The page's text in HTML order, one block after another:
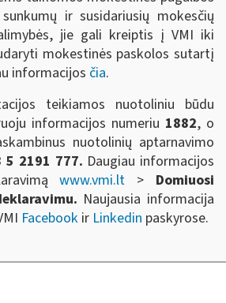
ir susidariusių mokesčių
jie gali kreiptis į VMI iki
mokestinės paskolos sutartį
informacijos čia.
teikiamos nuotoliniu būdu
informacijos numeriu 1882, o
nuotolinių aptarnavimo
5 2191 777. Daugiau informacijos
www.vmi.lt > Domiuosi
Naujausia informacija
Facebook ir Linkedin paskyrose.